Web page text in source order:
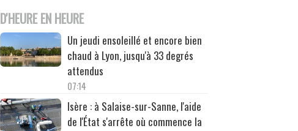
D'HEURE EN HEURE
Un jeudi ensoleillé et encore bien
chaud à Lyon, jusqu'à 33 degrés
attendus
07:14
Isère : à Salaise-sur-Sanne, l'aide
de l'État s'arrête où commence la